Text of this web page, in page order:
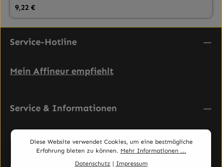
Regulärer Preis:
9,22 €
Service-Hotline
Mein Affineur empfiehlt
Service & Informationen
Rechtliches
Diese Website verwendet Cookies, um eine bestmögliche
Erfahrung bieten zu können. Mehr Informationen ...
Datenschutz | Impressum